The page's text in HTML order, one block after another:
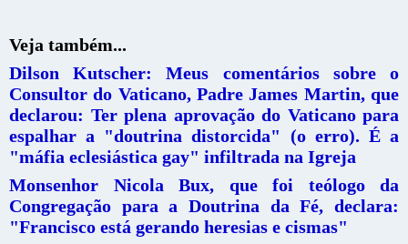
Veja também...
Dilson Kutscher: Meus comentários sobre o
Consultor do Vaticano, Padre James Martin, que
declarou: Ter plena aprovação do Vaticano para
espalhar a "doutrina distorcida" (o erro). É a
"máfia eclesiástica gay" infiltrada na Igreja
Monsenhor Nicola Bux, que foi teólogo da
Congregação para a Doutrina da Fé, declara:
"Francisco está gerando heresias e cismas"